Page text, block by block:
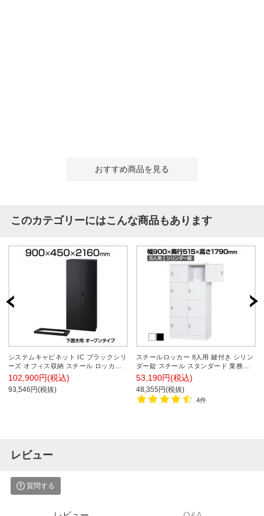
おすすめ商品を見る
このカテゴリーにはこんな商品もあります
システムキャビネット IC ブラックシリ
ーズ オフィス収納 スチール ロッカー
両開き 下置き ベース付き 幅900×奥行
450×高さ2160mm IC-0921H配送地域
限定
102,900円(税込)
93,546円(税抜)
スチールロッカー 8人用 鍵付き シリン
ダー錠 スチール スタンダード 業務用
幅900×奥行515×高さ1790mm 【国産】
【完成品】 / TLK-SC8
53,190円(税込)
48,355円(税抜)
4件
レビュー
質問する